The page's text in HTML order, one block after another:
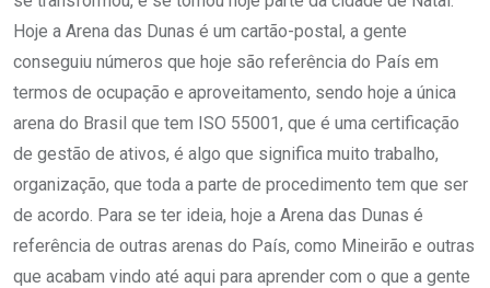
Hoje a Arena das Dunas é um cartão-postal, a gente
conseguiu números que hoje são referência do País em
termos de ocupação e aproveitamento, sendo hoje a única
arena do Brasil que tem ISO 55001, que é uma certificação
de gestão de ativos, é algo que significa muito trabalho,
organização, que toda a parte de procedimento tem que ser
de acordo. Para se ter ideia, hoje a Arena das Dunas é
referência de outras arenas do País, como Mineirão e outras
que acabam vindo até aqui para aprender com o que a gente